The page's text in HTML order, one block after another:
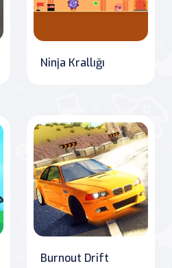
Ninja Krallığı
Burnout Drift